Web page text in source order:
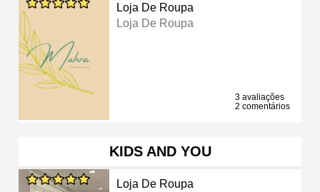
Loja De Roupa
Loja De Roupa
3 avaliações
2 comentários
KIDS AND YOU
Loja De Roupa